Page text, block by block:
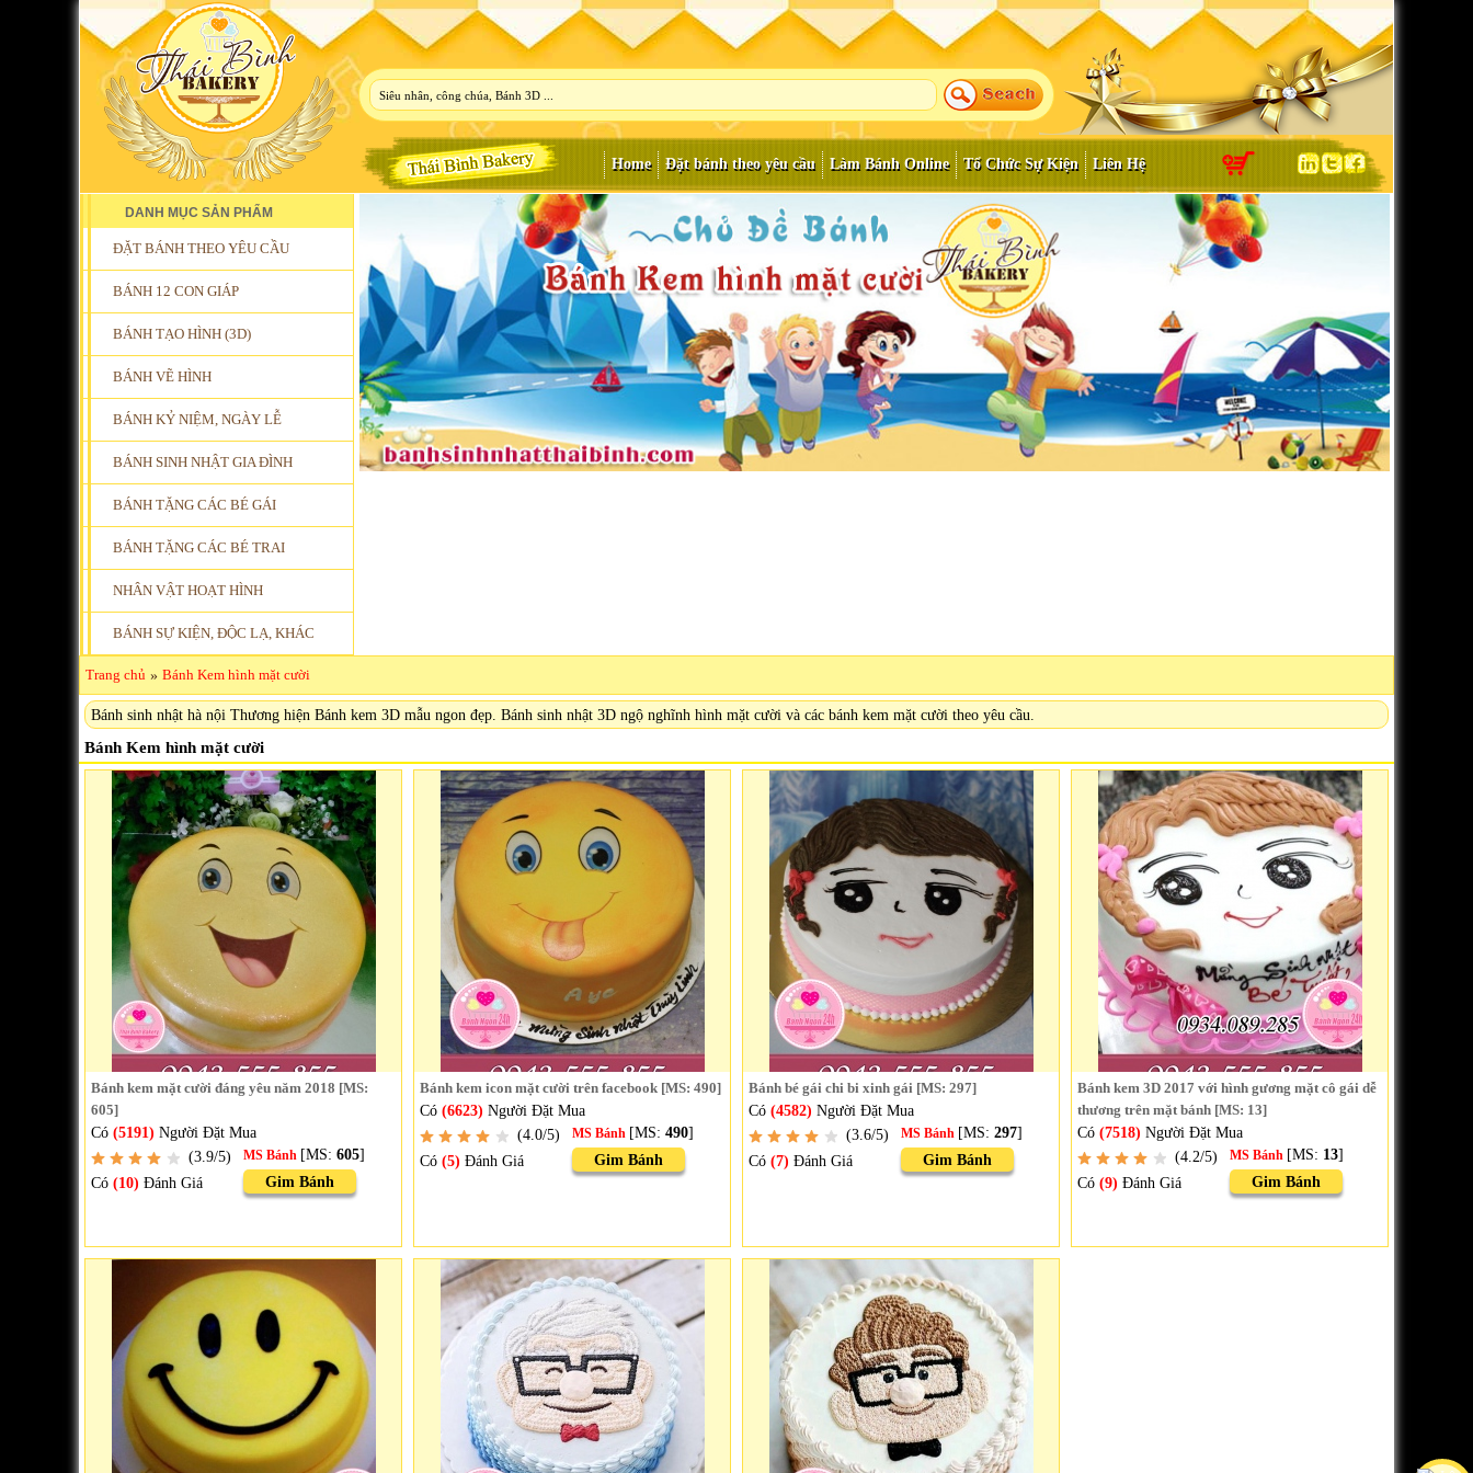
Home Đặt bánh theo yêu cầu Làm Bánh Online Tổ Chức Sự Kiện Liên Hệ
DANH MỤC SẢN PHẨM
ĐẶT BÁNH THEO YÊU CẦU
BÁNH 12 CON GIÁP
BÁNH TẠO HÌNH (3D)
BÁNH VẼ HÌNH
BÁNH KỶ NIỆM, NGÀY LỄ
BÁNH SINH NHẬT GIA ĐÌNH
BÁNH TẶNG CÁC BÉ GÁI
BÁNH TẶNG CÁC BÉ TRAI
NHÂN VẬT HOẠT HÌNH
BÁNH SỰ KIỆN, ĐỘC LẠ, KHÁC
Trang chủ » Bánh Kem hình mặt cười
Bánh sinh nhật hà nội Thương hiện Bánh kem 3D mẫu ngon đẹp. Bánh sinh nhật 3D ngộ nghĩnh hình mặt cười và các bánh kem mặt cười theo yêu cầu.
Bánh Kem hình mặt cười
Bánh kem mặt cười đáng yêu năm 2018 [MS:
605]
Có (5191) Người Đặt Mua
(3.9/5)
Có (10) Đánh Giá
MS Bánh [MS: 605]
Gim Bánh
Bánh kem icon mặt cười trên facebook [MS: 490]
Có (6623) Người Đặt Mua
(4.0/5)
Có (5) Đánh Giá
MS Bánh [MS: 490]
Gim Bánh
Bánh bé gái chi bi xinh gái [MS: 297]
Có (4582) Người Đặt Mua
(3.6/5)
Có (7) Đánh Giá
MS Bánh [MS: 297]
Gim Bánh
Bánh kem 3D 2017 với hình gương mặt cô gái dễ
thương trên mặt bánh [MS: 13]
Có (7518) Người Đặt Mua
(4.2/5)
Có (9) Đánh Giá
MS Bánh [MS: 13]
Gim Bánh